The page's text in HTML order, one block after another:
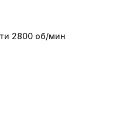
2800 об/мин